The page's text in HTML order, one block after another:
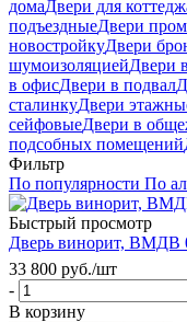
домаДвери для
подъездныеДвери
новостройкуДвери
шумоизоляциейДвери
в офисДвери в подвал
сталинкуДвери
сейфовыеДвери в
подсобных помещений
Фильтр
По популярности По
Быстрый просмотр
Дверь винорит, ВМДВ
33 800 руб./шт
-
В корзину